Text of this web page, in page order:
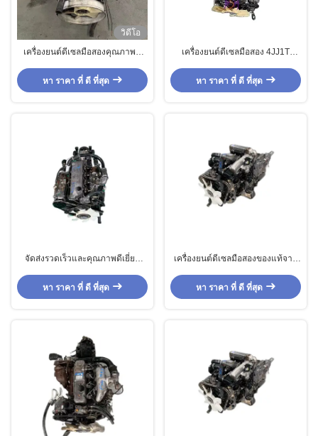
วิดีโอ
เครื่องยนต์ดีเซลมือสองคุณภาพดี
บรรทุก แบบหัวฉีดตรง
หา ราคา ที่ ดี ที่สุด
เครื่องยนต์ดีเซลมือสอง 4JJ1T
สภาพเดิม ไม่มีการดัดแปลง
หา ราคา ที่ ดี ที่สุด
จัดส่งรวดเร็วและคุณภาพดีเยี่ยม
เทอร์โบชาร์จ สำหรับ Isuzu
หา ราคา ที่ ดี ที่สุด
เครื่องยนต์ดีเซลมือสองของแท้จาก
เทอร์โบชาร์จ สำหรับรถกระบะ Isuzu
หา ราคา ที่ ดี ที่สุด